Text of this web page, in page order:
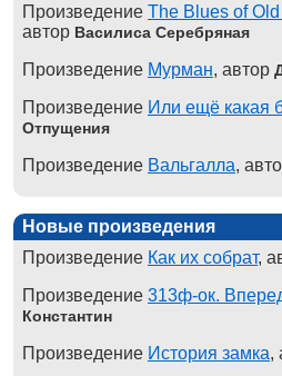
Произведение The Blues of
автор Василиса Серебряная
Произведение Мурман, автор
Произведение Или ещё какая
Отпущения
Произведение Вальгалла,
Новые произведения
Произведение Как их собрат,
Произведение 313ф-ок.
Константин
Произведение История замка,